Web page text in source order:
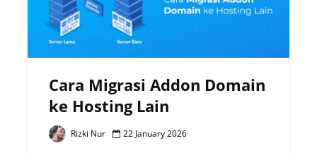
Cara Migrasi Addon Domain
ke Hosting Lain
Rizki Nur 22 January 2026